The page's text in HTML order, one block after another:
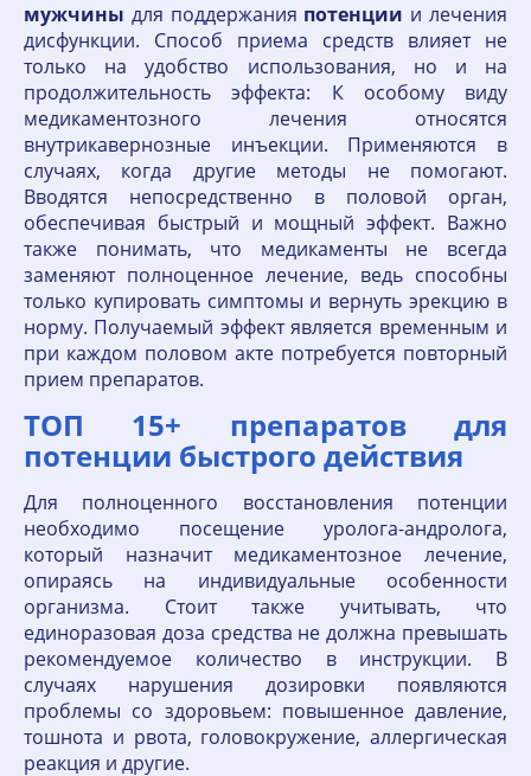
мужчины для поддержания потенции и лечения
дисфункции. Способ приема средств влияет не
только на удобство использования, но и на
продолжительность эффекта: К особому виду
медикаментозного лечения относятся
внутрикавернозные инъекции. Применяются в
случаях, когда другие методы не помогают.
Вводятся непосредственно в половой орган,
обеспечивая быстрый и мощный эффект. Важно
также понимать, что медикаменты не всегда
заменяют полноценное лечение, ведь способны
только купировать симптомы и вернуть эрекцию в
норму. Получаемый эффект является временным и
при каждом половом акте потребуется повторный
прием препаратов.
ТОП 15+ препаратов для
потенции быстрого действия
Для полноценного восстановления потенции
необходимо посещение уролога-андролога,
который назначит медикаментозное лечение,
опираясь на индивидуальные особенности
организма. Стоит также учитывать, что
единоразовая доза средства не должна превышать
рекомендуемое количество в инструкции. В
случаях нарушения дозировки появляются
проблемы со здоровьем: повышенное давление,
тошнота и рвота, головокружение, аллергическая
реакция и другие.